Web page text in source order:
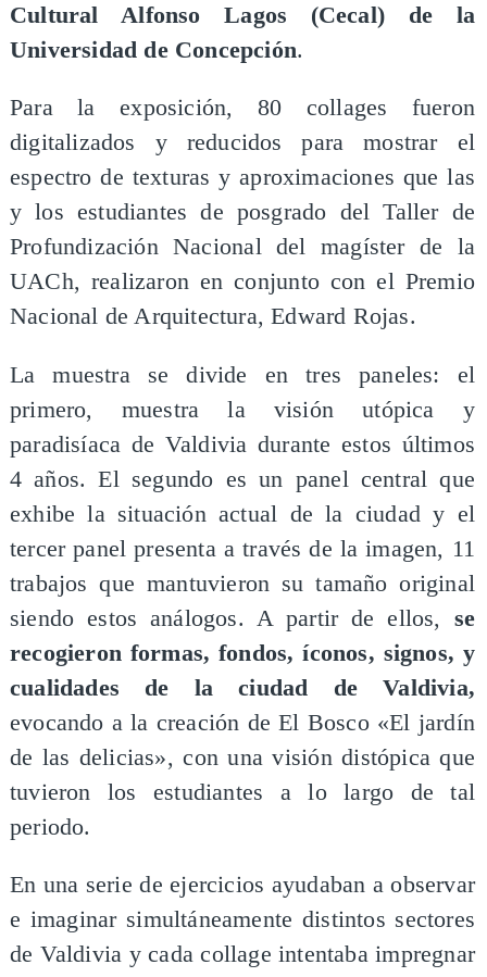
Cultural Alfonso Lagos (Cecal) de la
Universidad de Concepción.
Para la exposición, 80 collages fueron
digitalizados y reducidos para mostrar el
espectro de texturas y aproximaciones que las
y los estudiantes de posgrado del Taller de
Profundización Nacional del magíster de la
UACh, realizaron en conjunto con el Premio
Nacional de Arquitectura, Edward Rojas.
La muestra se divide en tres paneles: el
primero, muestra la visión utópica y
paradisíaca de Valdivia durante estos últimos
4 años. El segundo es un panel central que
exhibe la situación actual de la ciudad y el
tercer panel presenta a través de la imagen, 11
trabajos que mantuvieron su tamaño original
siendo estos análogos. A partir de ellos, se
recogieron formas, fondos, íconos, signos, y
cualidades de la ciudad de Valdivia,
evocando a la creación de El Bosco «El jardín
de las delicias», con una visión distópica que
tuvieron los estudiantes a lo largo de tal
periodo.
En una serie de ejercicios ayudaban a observar
e imaginar simultáneamente distintos sectores
de Valdivia y cada collage intentaba impregnar